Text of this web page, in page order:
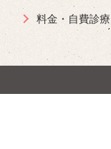
料金・自費診療